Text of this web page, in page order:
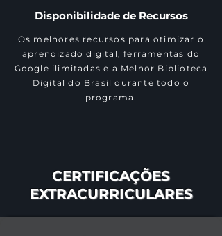
Disponibilidade de Recursos
Os melhores recursos para otimizar o
aprendizado digital, ferramentas do
Google ilimitadas e a Melhor Biblioteca
Digital do Brasil durante todo o
programa.
CERTIFICAÇÕES
EXTRACURRICULARES